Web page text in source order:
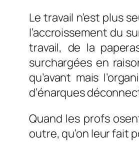
Le travail n’est plus
l’accroissement du
travail, de la
surchargées en
qu’avant mais
d’énarques
Quand les profs
outre,